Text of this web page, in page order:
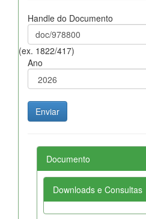
Handle do Documento
(ex. 1822/417)
Ano
Documento
Downloads e Consultas